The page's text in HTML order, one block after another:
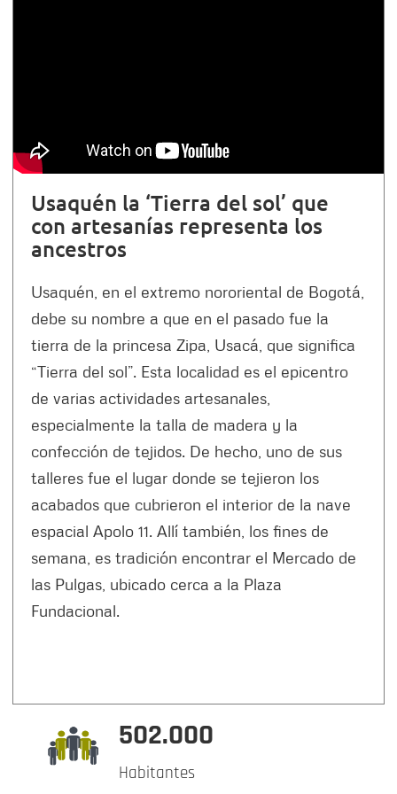
Usaquén la ‘Tierra del sol’ que
con artesanías representa los
ancestros
Usaquén, en el extremo nororiental de Bogotá,
debe su nombre a que en el pasado fue la
tierra de la princesa Zipa, Usacá, que significa
“Tierra del sol”. Esta localidad es el epicentro
de varias actividades artesanales,
especialmente la talla de madera y la
confección de tejidos. De hecho, uno de sus
talleres fue el lugar donde se tejieron los
acabados que cubrieron el interior de la nave
espacial Apolo 11. Allí también, los fines de
semana, es tradición encontrar el Mercado de
las Pulgas, ubicado cerca a la Plaza
Fundacional.
502.000
Habitantes